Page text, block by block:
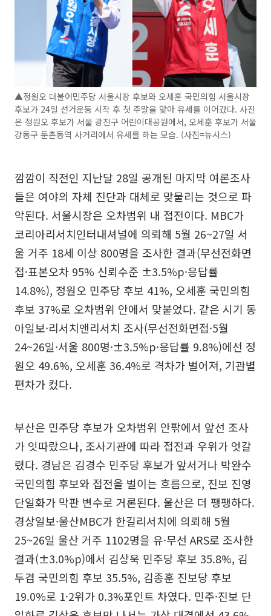
▲정원오 더불어민주당 서울시장 후보와 오세훈 국민의힘 서울시장
후보가 24일 선거운동 시작 후 첫 주말을 맞아 유세를 이어갔다. 사진
은 정원오 후보가 서울 광진구 어린이대공원에서, 오세훈 후보가 서울
강동구 둔촌동역 사거리에서 유세를 하는 모습. (사진=뉴시스)
깜깜이 직전인 지난달 28일 공개된 마지막 여론조사
들은 여야의 자체 진단과 대체로 맞물리는 것으로 파
악된다. 서울시장은 오차범위 내 접전이다. MBC가
코리아리서치인터내셔널에 의뢰해 5월 26~27일 서
울 거주 18세 이상 800명을 조사한 결과(무선전화면
접·표본오차 95% 신뢰수준 ±3.5%p·응답률
14.8%), 정원오 민주당 후보 41%, 오세훈 국민의힘
후보 37%로 오차범위 안에서 맞붙었다. 같은 시기 동
아일보·리서치앤리서치 조사(무선전화면접·5월
24~26일·서울 800명·±3.5%p·응답률 9.8%)에선 정
원오 49.6%, 오세훈 36.4%로 격차가 벌어져, 기관별
편차가 컸다.
부산은 민주당 후보가 오차범위 안팎에서 앞선 조사
가 잇따랐으나, 조사기관에 따라 접전과 우위가 엇갈
렸다. 경남은 김경수 민주당 후보가 앞서거나 박완수
국민의힘 후보와 접전을 벌이는 흐름으로, 진보 진영
단일화가 막판 변수로 거론된다. 울산은 더 팽팽하다.
경상일보·울산MBC가 한길리서치에 의뢰해 5월
25~26일 울산 거주 1102명을 유·무선 ARS로 조사한
결과(±3.0%p)에서 김상욱 민주당 후보 35.8%, 김
두겸 국민의힘 후보 35.5%, 김종훈 진보당 후보
19.0%로 1·2위가 0.3%포인트 차였다. 민주·진보 단